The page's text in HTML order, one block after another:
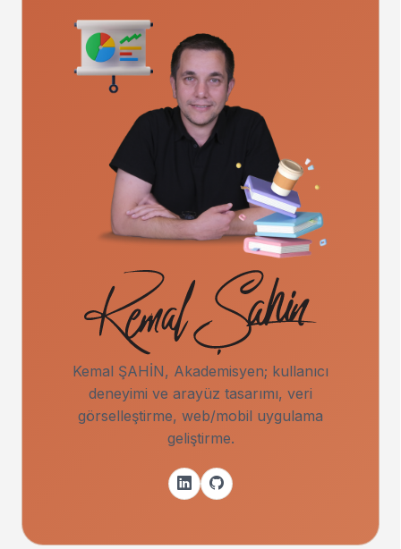
Kemal ŞAHİN, Akademisyen; kullanıcı
deneyimi ve arayüz tasarımı, veri
görselleştirme, web/mobil uygulama
geliştirme.